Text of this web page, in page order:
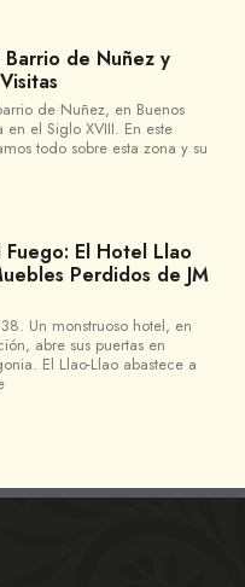
de Nuñez y
de Nuñez, en Buenos
el Siglo XVIII. En este
todo sobre esta zona y su
El Hotel Llao
Perdidos de JM
Un monstruoso hotel, en
abre sus puertas en
El Llao-Llao abastece a